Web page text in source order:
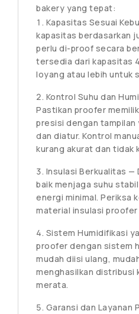
bakery yang tepat:
Kapasitas Sesuai
kapasitas berdasarkan
perlu di-proof secara
tersedia dari kapasitas
loyang atau lebih untuk
Kontrol Suhu dan
Pastikan proofer
presisi dengan tampilan
dan diatur. Kontrol
kurang akurat dan tidak
Insulasi Berkualitas —
baik menjaga suhu
energi minimal. Periksa
material insulasi
Sistem Humidifikasi
proofer dengan sistem
mudah diisi ulang,
menghasilkan distribusi
merata.
Garansi dan Layanan